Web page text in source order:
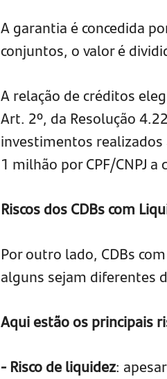
A garantia é concedida
conjuntos, o valor é
A relação de créditos
Art. 2º, da Resolução
investimentos
1 milhão por CPF/CNPJ
Riscos dos CDBs com
Por outro lado, CDBs
alguns sejam diferentes
Aqui estão os principais
- Risco de liquidez: